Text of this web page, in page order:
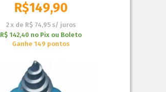
R$149,90
2 x de R$ 74,95 s/ juros
R$ 142,40 no Pix ou Boleto
Ganhe 149 pontos